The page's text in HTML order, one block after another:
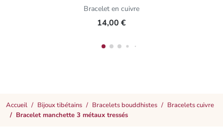
Bracelet en cuivre
14,00 €
Accueil Bijoux tibétains Bracelets bouddhistes
Bracelets cuivre
Bracelet manchette 3 métaux tressés